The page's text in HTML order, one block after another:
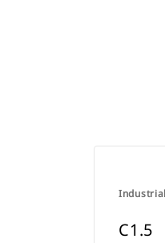
Industrial
C1.5